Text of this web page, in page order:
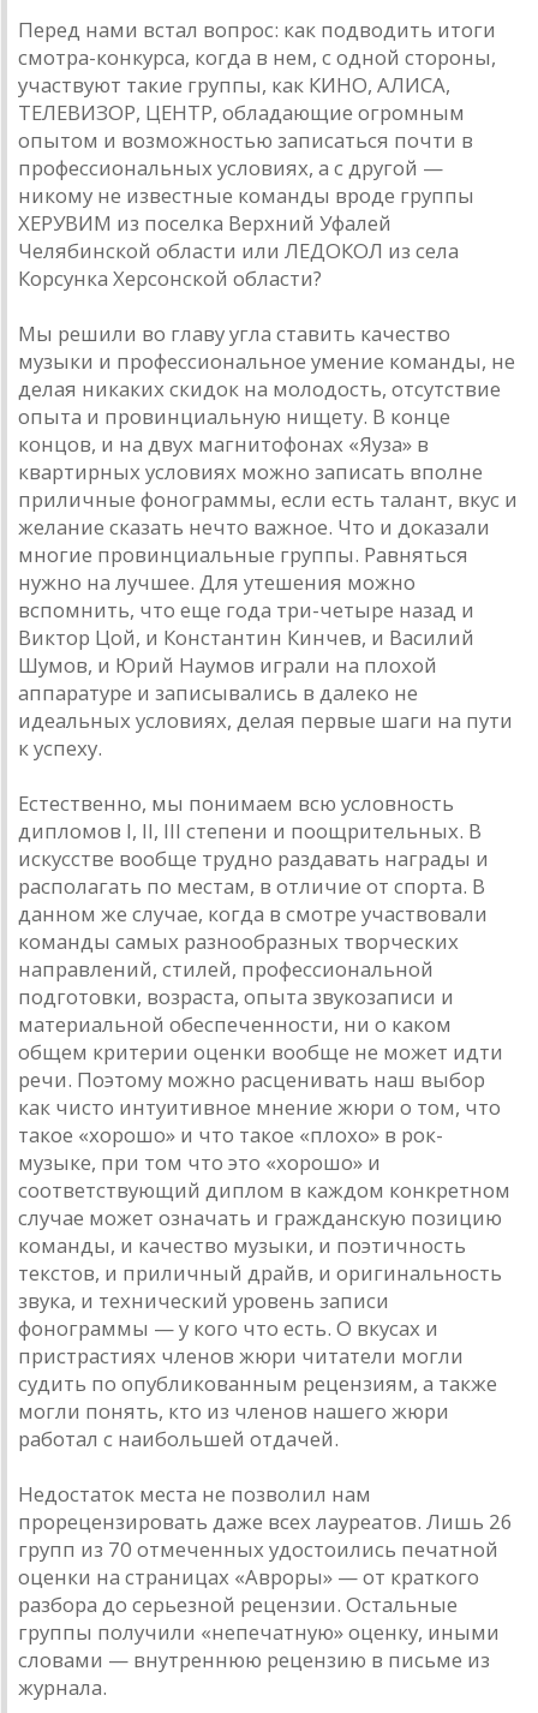
Перед нами встал вопрос: как подводить итоги
смотра-конкурса, когда в нем, с одной стороны,
участвуют такие группы, как КИНО, АЛИСА,
ТЕЛЕВИЗОР, ЦЕНТР, обладающие огромным
опытом и возможностью записаться почти в
профессиональных условиях, а с другой —
никому не известные команды вроде группы
ХЕРУВИМ из поселка Верхний Уфалей
Челябинской области или ЛЕДОКОЛ из села
Корсунка Херсонской области?
Мы решили во главу угла ставить качество
музыки и профессиональное умение команды, не
делая никаких скидок на молодость, отсутствие
опыта и провинциальную нищету. В конце
концов, и на двух магнитофонах «Яуза» в
квартирных условиях можно записать вполне
приличные фонограммы, если есть талант, вкус и
желание сказать нечто важное. Что и доказали
многие провинциальные группы. Равняться
нужно на лучшее. Для утешения можно
вспомнить, что еще года три-четыре назад и
Виктор Цой, и Константин Кинчев, и Василий
Шумов, и Юрий Наумов играли на плохой
аппаратуре и записывались в далеко не
идеальных условиях, делая первые шаги на пути
к успеху.
Естественно, мы понимаем всю условность
дипломов I, II, III степени и поощрительных. В
искусстве вообще трудно раздавать награды и
располагать по местам, в отличие от спорта. В
данном же случае, когда в смотре участвовали
команды самых разнообразных творческих
направлений, стилей, профессиональной
подготовки, возраста, опыта звукозаписи и
материальной обеспеченности, ни о каком
общем критерии оценки вообще не может идти
речи. Поэтому можно расценивать наш выбор
как чисто интуитивное мнение жюри о том, что
такое «хорошо» и что такое «плохо» в рок-
музыке, при том что это «хорошо» и
соответствующий диплом в каждом конкретном
случае может означать и гражданскую позицию
команды, и качество музыки, и поэтичность
текстов, и приличный драйв, и оригинальность
звука, и технический уровень записи
фонограммы — у кого что есть. О вкусах и
пристрастиях членов жюри читатели могли
судить по опубликованным рецензиям, а также
могли понять, кто из членов нашего жюри
работал с наибольшей отдачей.
Недостаток места не позволил нам
прорецензировать даже всех лауреатов. Лишь 26
групп из 70 отмеченных удостоились печатной
оценки на страницах «Авроры» — от краткого
разбора до серьезной рецензии. Остальные
группы получили «непечатную» оценку, иными
словами — внутреннюю рецензию в письме из
журнала.